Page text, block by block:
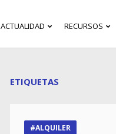
ACTUALIDAD RECURSOS
ETIQUETAS
ALQUILER